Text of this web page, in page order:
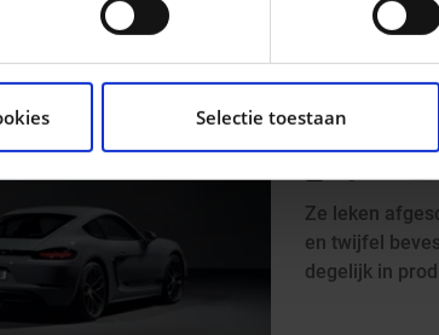
en advertenties te personaliseren, om
Ook delen we informatie over uw
Deze partners kunnen deze gegevens
hebben verzameld op basis van uw gebruik
Selectie toestaan
DAN
Ze leken
en twijfel
degelijk in